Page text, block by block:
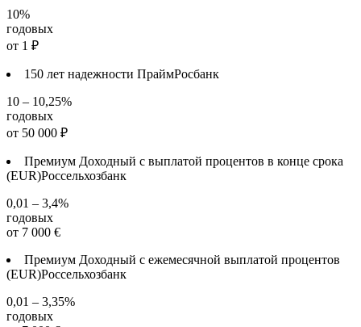
10%
годовых
от 1 ₽
150 лет надежности ПраймРосбанк
10 – 10,25%
годовых
от 50 000 ₽
Премиум Доходный с выплатой процентов в конце срока
(EUR)Россельхозбанк
0,01 – 3,4%
годовых
от 7 000 €
Премиум Доходный с ежемесячной выплатой процентов
(EUR)Россельхозбанк
0,01 – 3,35%
годовых